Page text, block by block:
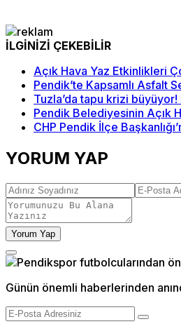
İLGİNİZİ ÇEKEBİLİR
Açık Hava Yaz Etkinlikleri
Pendik’te Kapsamlı Asfalt
Tuzla’da tapu krizi
Pendik Belediyesinin Açık
CHP Pendik İlçe
YORUM YAP
Yorum Yap
Günün önemli haberlerinden